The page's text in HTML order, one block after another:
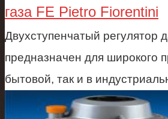
газа FE Pietro Fiorentini
Двухступенчатый регулятор
предназначен для широкого
бытовой, так и в